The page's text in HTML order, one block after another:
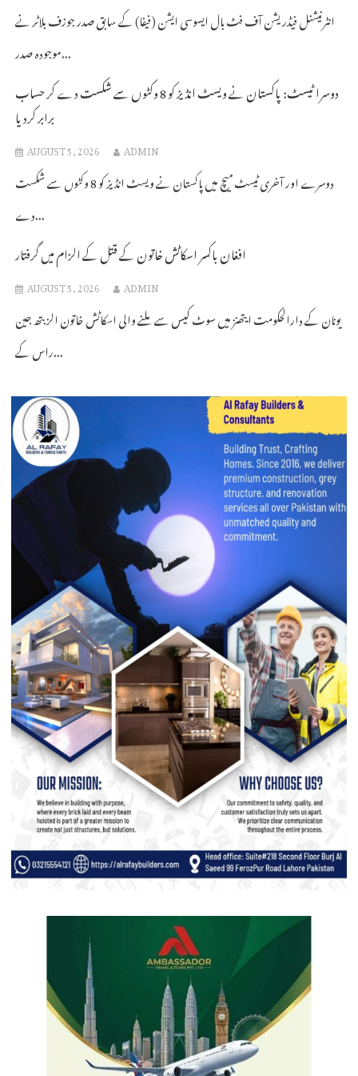
انٹرنیشنل فیڈریشن آف فٹ بال ایسوسی ایشن (فیفا) کے سابق صدر جوزف بلاٹر نے
موجودہ صدر...
دوسرا ٹیسٹ: پاکستان نے ویسٹ انڈیز کو 8 وکٹوں سے شکست دے کر حساب
برابر کردیا
AUGUST 5, 2026 ADMIN
دوسرے اور آخری ٹیسٹ میچ میں پاکستان نے ویسٹ انڈیز کو 8 وکٹوں سے شکست
دے...
افغان باکسر اسکاٹش خاتون کے قتل کے الزام میں گرفتار
AUGUST 5, 2026 ADMIN
یونان کے دارالحکومت ایتھنز میں سوٹ کیس سے ملنے والی اسکاٹش خاتون الزبتھ جین
راس کے...